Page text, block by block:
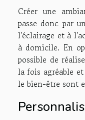
Créer une
passe donc par
l'éclairage et à
à domicile. En
possible de
la fois agréable
le bien-être sont